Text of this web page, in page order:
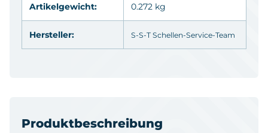
Produktbeschreibung
Artikelgewicht: 0.272 kg
Hersteller: S-S-T Schellen-Service-Team